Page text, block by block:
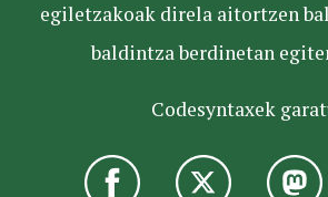
egiletzakoak direla aitortzen
baldintza berdinetan
Codesyntaxek